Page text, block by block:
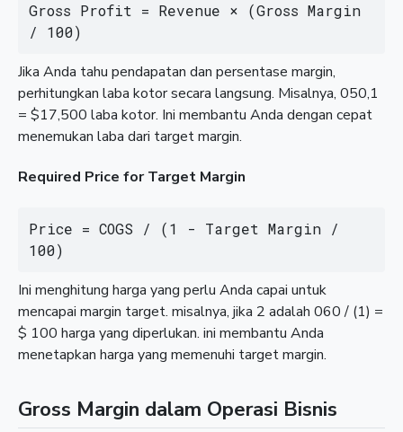
Gross Profit = Revenue × (Gross Margin
/ 100)
Jika Anda tahu pendapatan dan persentase margin,
perhitungkan laba kotor secara langsung. Misalnya, 050,1
= $17,500 laba kotor. Ini membantu Anda dengan cepat
menemukan laba dari target margin.
Required Price for Target Margin
Price = COGS / (1 - Target Margin /
100)
Ini menghitung harga yang perlu Anda capai untuk
mencapai margin target. misalnya, jika 2 adalah 060 / (1) =
$ 100 harga yang diperlukan. ini membantu Anda
menetapkan harga yang memenuhi target margin.
Gross Margin dalam Operasi Bisnis